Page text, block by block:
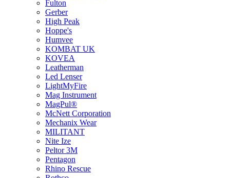
Fulton
Gerber
High Peak
Hoppe's
Humvee
KOMBAT UK
KOVEA
Leatherman
Led Lenser
LightMyFire
Mag Instrument
MagPul®
McNett Corporation
Mechanix Wear
MILITANT
Nite Ize
Peltor 3M
Pentagon
Rhino Rescue